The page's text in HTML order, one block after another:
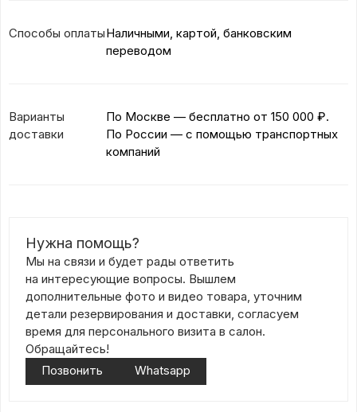
Способы оплатыНаличными, картой, банковским
переводом
Варианты
доставки
По Москве — бесплатно от 150 000 ₽.
По России — с помощью транспортных
компаний
Нужна помощь?
Мы на связи и будет рады ответить
на интересующие вопросы. Вышлем
дополнительные фото и видео товара, уточним
детали резервирования и доставки, согласуем
время для персонального визита в салон.
Обращайтесь!
Позвонить
Whatsapp